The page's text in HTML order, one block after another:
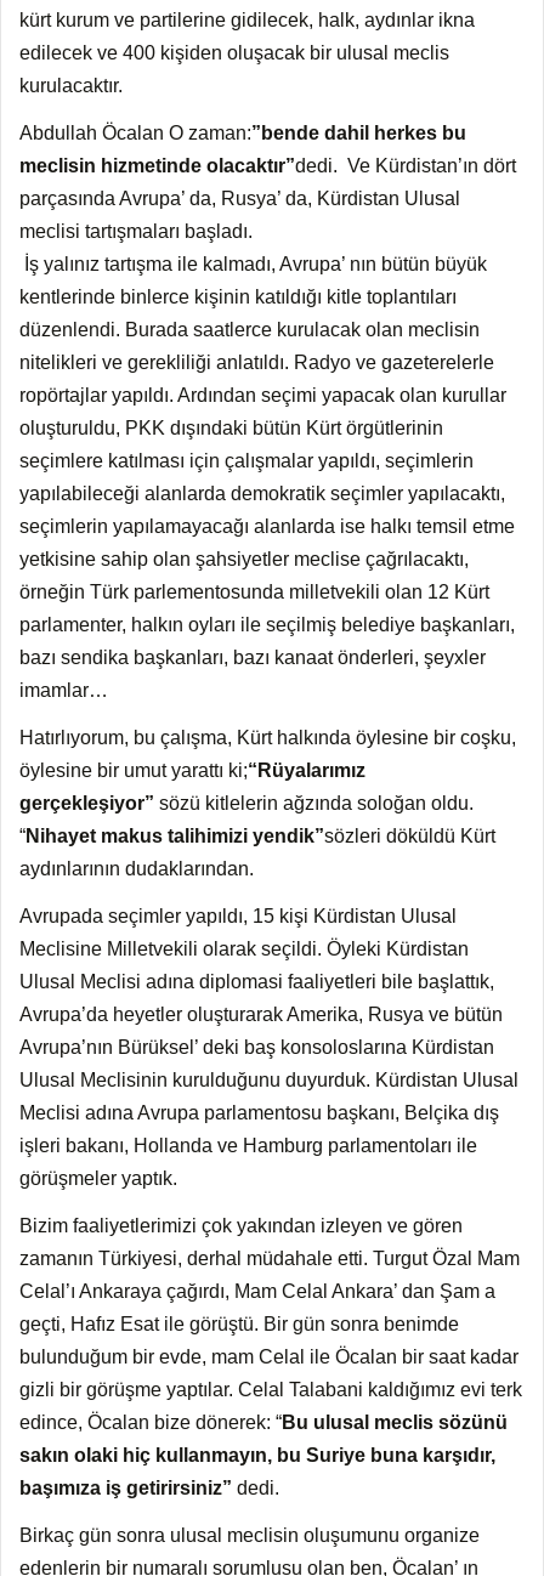
kürt kurum ve partilerine gidilecek, halk, aydınlar ikna
edilecek ve 400 kişiden oluşacak bir ulusal meclis
kurulacaktır.
Abdullah Öcalan O zaman:”bende dahil herkes bu
meclisin hizmetinde olacaktır”dedi. Ve Kürdistan’ın dört
parçasında Avrupa’ da, Rusya’ da, Kürdistan Ulusal
meclisi tartışmaları başladı.
İş yalınız tartışma ile kalmadı, Avrupa’ nın bütün büyük
kentlerinde binlerce kişinin katıldığı kitle toplantıları
düzenlendi. Burada saatlerce kurulacak olan meclisin
nitelikleri ve gerekliliği anlatıldı. Radyo ve gazeterelerle
ropörtajlar yapıldı. Ardından seçimi yapacak olan kurullar
oluşturuldu, PKK dışındaki bütün Kürt örgütlerinin
seçimlere katılması için çalışmalar yapıldı, seçimlerin
yapılabileceği alanlarda demokratik seçimler yapılacaktı,
seçimlerin yapılamayacağı alanlarda ise halkı temsil etme
yetkisine sahip olan şahsiyetler meclise çağrılacaktı,
örneğin Türk parlementosunda milletvekili olan 12 Kürt
parlamenter, halkın oyları ile seçilmiş belediye başkanları,
bazı sendika başkanları, bazı kanaat önderleri, şeyxler
imamlar…
Hatırlıyorum, bu çalışma, Kürt halkında öylesine bir coşku,
öylesine bir umut yarattı ki;“Rüyalarımız
gerçekleşiyor” sözü kitlelerin ağzında soloğan oldu.
“Nihayet makus talihimizi yendik”sözleri döküldü Kürt
aydınlarının dudaklarından.
Avrupada seçimler yapıldı, 15 kişi Kürdistan Ulusal
Meclisine Milletvekili olarak seçildi. Öyleki Kürdistan
Ulusal Meclisi adına diplomasi faaliyetleri bile başlattık,
Avrupa’da heyetler oluşturarak Amerika, Rusya ve bütün
Avrupa’nın Bürüksel’ deki baş konsoloslarına Kürdistan
Ulusal Meclisinin kurulduğunu duyurduk. Kürdistan Ulusal
Meclisi adına Avrupa parlamentosu başkanı, Belçika dış
işleri bakanı, Hollanda ve Hamburg parlamentoları ile
görüşmeler yaptık.
Bizim faaliyetlerimizi çok yakından izleyen ve gören
zamanın Türkiyesi, derhal müdahale etti. Turgut Özal Mam
Celal’ı Ankaraya çağırdı, Mam Celal Ankara’ dan Şam a
geçti, Hafız Esat ile görüştü. Bir gün sonra benimde
bulunduğum bir evde, mam Celal ile Öcalan bir saat kadar
gizli bir görüşme yaptılar. Celal Talabani kaldığımız evi terk
edince, Öcalan bize dönerek: “Bu ulusal meclis sözünü
sakın olaki hiç kullanmayın, bu Suriye buna karşıdır,
başımıza iş getirirsiniz” dedi.
Birkaç gün sonra ulusal meclisin oluşumunu organize
edenlerin bir numaralı sorumlusu olan ben, Öcalan’ ın